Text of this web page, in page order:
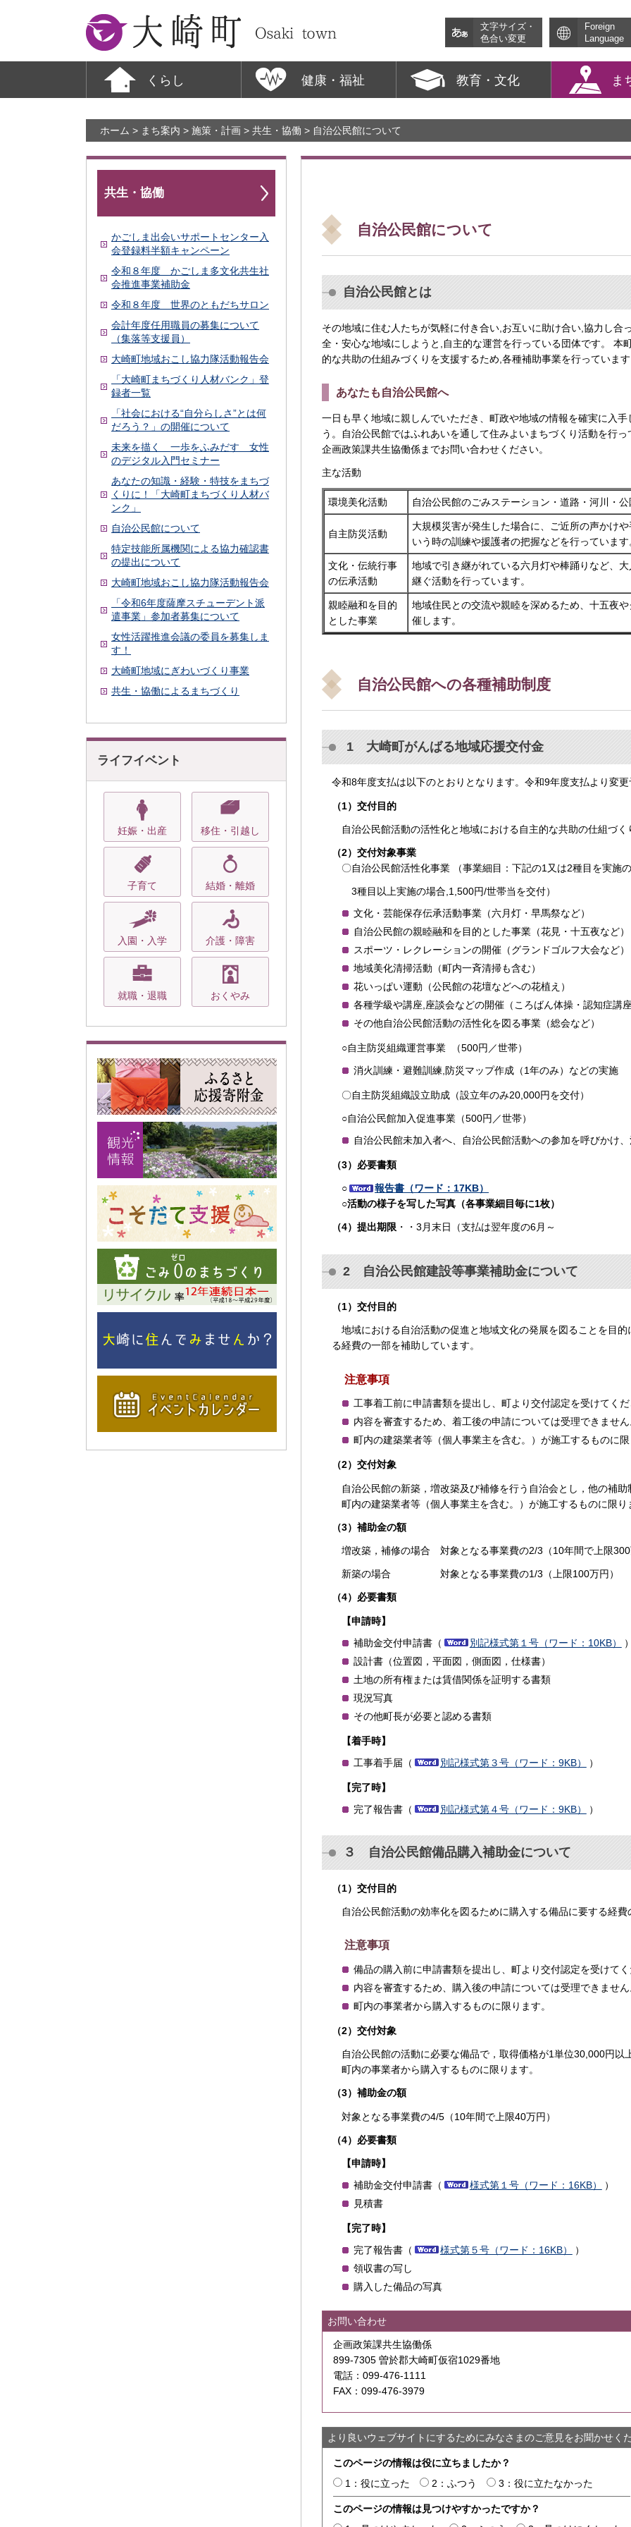
大崎町
文字サイズ・
色合い変更
Foreign
Language
くらし 健康・福祉 教育・文化 ま
ホーム > まち案内 > 施策・計画 > 共生・協働 > 自治公民館について
共生・協働
かごしま出会いサポートセンター入
会登録料半額キャンペーン
令和８年度 かごしま多文化共生社
会推進事業補助金
令和８年度 世界のともだちサロン
会計年度任用職員の募集について
（集落等支援員）
大崎町地域おこし協力隊活動報告会
「大崎町まちづくり人材バンク」登
録者一覧
「社会における“自分らしさ”とは何
だろう？」の開催について
未来を描く 一歩をふみだす 女性
のデジタル入門セミナー
あなたの知識・経験・特技をまちづ
くりに！「大崎町まちづくり人材バ
ンク」
自治公民館について
特定技能所属機関による協力確認書
の提出について
大崎町地域おこし協力隊活動報告会
「令和6年度薩摩スチューデント派
遣事業」参加者募集について
女性活躍推進会議の委員を募集しま
す！
大崎町地域にぎわいづくり事業
共生・協働によるまちづくり
ライフイベント
妊娠・出産 移住・引越し
子育て 結婚・離婚
入園・入学 介護・障害
就職・退職 おくやみ
自治公民館について
自治公民館とは
その地域に住む人たちが気軽に付き合い,お互いに助け合い,協力し合
全・安心な地域にしようと,自主的な運営を行っている団体です。 本
的な共助の仕組みづくりを支援するため,各種補助事業を行っていま
あなたも自治公民館へ
一日も早く地域に親しんでいただき、町政や地域の情報を確実に入
う。自治公民館ではふれあいを通して住みよいまちづくり活動を行
企画政策課共生協働係までお問い合わせください。
主な活動
環境美化活動 自治公民館のごみステーション・道路・河川・
自主防災活動
大規模災害が発生した場合に、ご近所の声かけ
いう時の訓練や援護者の把握などを行っています
文化・伝統行事
の伝承活動
地域で引き継がれている六月灯や棒踊りなど、
継ぐ活動を行っています。
親睦融和を目的
とした事業
地域住民との交流や親睦を深めるため、十五夜
催します。
自治公民館への各種補助制度
1 大崎町がんばる地域応援交付金
令和8年度支払は以下のとおりとなります。令和9年度支払より変
（1）交付目的
自治公民館活動の活性化と地域における自主的な共助の仕組づく
（2）交付対象事業
〇自治公民館活性化事業 （事業細目：下記の1又は2種目を実施
3種目以上実施の場合,1,500円/世帯当を交付）
文化・芸能保存伝承活動事業（六月灯・早馬祭など）
自治公民館の親睦融和を目的とした事業（花見・十五夜など
スポーツ・レクレーションの開催（グランドゴルフ大会など）
地域美化清掃活動（町内一斉清掃も含む）
花いっぱい運動（公民館の花壇などへの花植え）
各種学級や講座,座談会などの開催（ころばん体操・認知症講
その他自治公民館活動の活性化を図る事業（総会など）
○自主防災組織運営事業 （500円／世帯）
消火訓練・避難訓練,防災マップ作成（1年のみ）などの実施
〇自主防災組織設立助成（設立年のみ20,000円を交付）
○自治公民館加入促進事業（500円／世帯）
自治公民館未加入者へ、自治公民館活動への参加を呼びかけ
（3）必要書類
○
報告書（ワード：17KB）
○活動の様子を写した写真（各事業細目毎に1枚）
（4）提出期限 ・・3月末日（支払は翌年度の6月～
2 自治公民館建設等事業補助金について
（1）交付目的
地域における自治活動の促進と地域文化の発展を図ることを目
る経費の一部を補助しています。
注意事項
工事着工前に申請書類を提出し、町より交付認定を受けてく
内容を審査するため、着工後の申請については受理できませ
町内の建築業者等（個人事業主を含む。）が施工するものに
（2）交付対象
自治公民館の新築，増改築及び補修を行う自治会とし，他の補助
町内の建築業者等（個人事業主を含む。）が施工するものに限り
（3）補助金の額
増改築，補修の場合 対象となる事業費の2/3（10年間で上限300
新築の場合 対象となる事業費の1/3（上限100万円）
（4）必要書類
【申請時】
補助金交付申請書（
別記様式第１号（ワード：10KB）
設計書（位置図，平面図，側面図，仕様書）
土地の所有権または賃借関係を証明する書類
現況写真
その他町長が必要と認める書類
【着手時】
工事着手届（
別記様式第３号（ワード：9KB） ）
【完了時】
完了報告書（
別記様式第４号（ワード：9KB） ）
３ 自治公民館備品購入補助金について
（1）交付目的
自治公民館活動の効率化を図るために購入する備品に要する経費
注意事項
備品の購入前に申請書類を提出し、町より交付認定を受けて
内容を審査するため、購入後の申請については受理できませ
町内の事業者から購入するものに限ります。
（2）交付対象
自治公民館の活動に必要な備品で，取得価格が1単位30,000円以
町内の事業者から購入するものに限ります。
（3）補助金の額
対象となる事業費の4/5（10年間で上限40万円）
（4）必要書類
【申請時】
補助金交付申請書（
様式第１号（ワード：16KB）
）
見積書
【完了時】
完了報告書（
様式第５号（ワード：16KB）
）
領収書の写し
購入した備品の写真
お問い合わせ
企画政策課共生協働係
899-7305 曽於郡大崎町仮宿1029番地
電話：099-476-1111
FAX：099-476-3979
より良いウェブサイトにするためにみなさまのご意見をお聞かせく
このページの情報は役に立ちましたか？
1：役に立った
2：ふつう 3：役に立たなかった
このページの情報は見つけやすかったですか？